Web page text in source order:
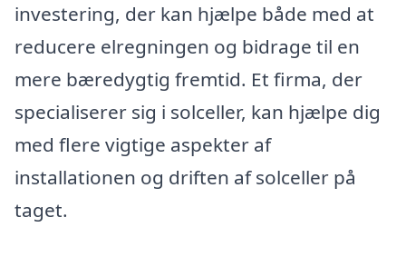
investering, der kan hjælpe både med at
reducere elregningen og bidrage til en
mere bæredygtig fremtid. Et firma, der
specialiserer sig i solceller, kan hjælpe dig
med flere vigtige aspekter af
installationen og driften af solceller på
taget.